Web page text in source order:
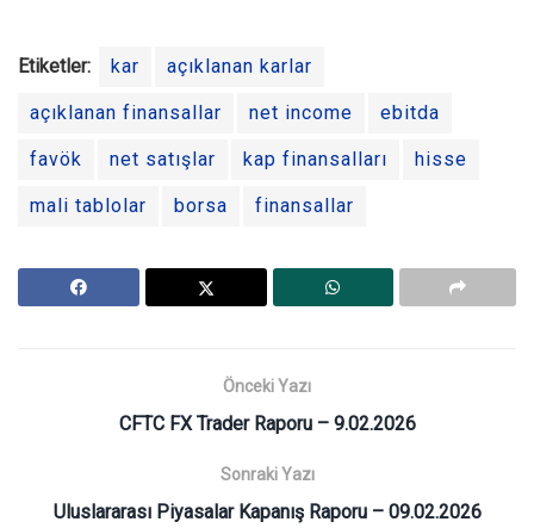
Etiketler: kar açıklanan karlar
açıklanan finansallar net income ebitda
favök net satışlar kap finansalları hisse
mali tablolar borsa finansallar
Önceki Yazı
CFTC FX Trader Raporu – 9.02.2026
Sonraki Yazı
Uluslararası Piyasalar Kapanış Raporu – 09.02.2026